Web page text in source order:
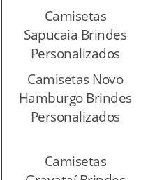
Camisetas
Sapucaia Brindes
Personalizados
Camisetas Novo
Hamburgo Brindes
Personalizados
Camisetas